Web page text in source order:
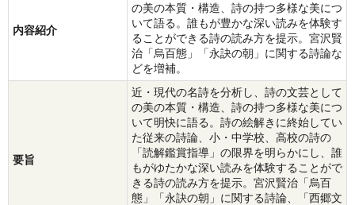
内容紹介
の美の本質・構造、詩の持つ多様な美につ
いて語る。誰もが豊かな深い読みを体験す
ることができる詩の読み方を提示。宮沢賢
治「烏百態」「永訣の朝」に関する詩論な
どを増補。
要旨
近・現代の名詩を分析し、詩の文芸として
の美の本質・構造、詩の持つ多様な美につ
いて明快に語る。詩の絵解きに終始してい
た従来の詩論、小・中学校、高校の詩の
「読解鑑賞指導」の限界を明らかにし、誰
もがゆたかな深い読みを体験することがで
きる詩の読み方を提示。宮沢賢治「烏百
態」「永訣の朝」に関する詩論、「西郷文